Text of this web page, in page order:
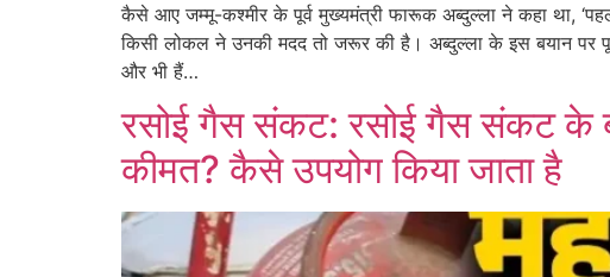
कैसे आए जम्मू-कश्मीर के पूर्व मुख्यमंत्री फारूक अब्दुल्ला ने कहा था,
किसी लोकल ने उनकी मदद तो जरूर की है। अब्दुल्ला के इस बयान पर
और भी हैं…
रसोई गैस संकट: रसोई गैस संकट के
कीमत? कैसे उपयोग किया जाता है